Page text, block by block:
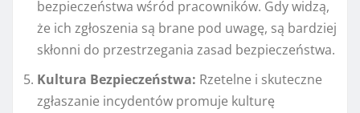
bezpieczeństwa wśród pracowników. Gdy widzą,
że ich zgłoszenia są brane pod uwagę, są bardziej
skłonni do przestrzegania zasad bezpieczeństwa.
Kultura Bezpieczeństwa: Rzetelne i skuteczne
zgłaszanie incydentów promuje kulturę